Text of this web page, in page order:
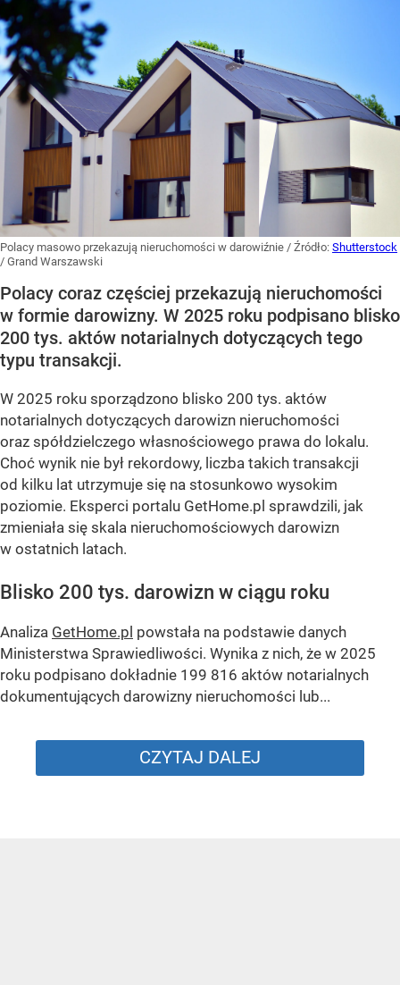
Polacy masowo przekazują nieruchomości w darowiźnie / Źródło: Shutterstock
/ Grand Warszawski
Polacy coraz częściej przekazują nieruchomości
w formie darowizny. W 2025 roku podpisano blisko
200 tys. aktów notarialnych dotyczących tego
typu transakcji.
W 2025 roku sporządzono blisko 200 tys. aktów
notarialnych dotyczących darowizn nieruchomości
oraz spółdzielczego własnościowego prawa do lokalu.
Choć wynik nie był rekordowy, liczba takich transakcji
od kilku lat utrzymuje się na stosunkowo wysokim
poziomie. Eksperci portalu GetHome.pl sprawdzili, jak
zmieniała się skala nieruchomościowych darowizn
w ostatnich latach.
Blisko 200 tys. darowizn w ciągu roku
Analiza GetHome.pl powstała na podstawie danych
Ministerstwa Sprawiedliwości. Wynika z nich, że w 2025
roku podpisano dokładnie 199 816 aktów notarialnych
dokumentujących darowizny nieruchomości lub...
CZYTAJ DALEJ